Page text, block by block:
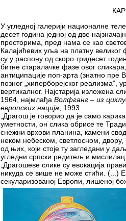
У угледној галерији националне
десет година једној од две
просторима, пред нама се као
Калајићевих уља на платну великог
су у распону од скоро тридесет
битне старалачке фазе овог
антиципације поп-арта (знатно пре
позног „хиперборејског реализма”,
вертикалног. Најстарија изложена
1964, најмлађа Волфганг – из
европских нација , 1993.
„Драгош је говорио да је само
уметности, он слика обрисе те
снежни врхови планина, камени
неком небеском, светлосном,
од њих, који стоје ту загледани у
угледни српски редитељ и мислилац
„Драгошеве слике су евокација
никуда се више не може стићи. (...)
секуларизованој Европи, лишеној